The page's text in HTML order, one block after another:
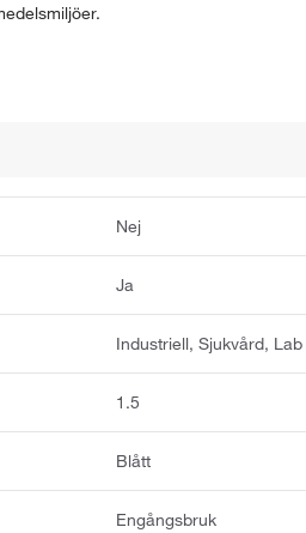
Nej
Ja
Industriell, Sjukvård, Lab
1.5
Blått
Engångsbruk